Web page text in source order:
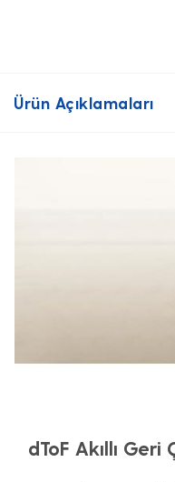
Ürün Açıklamaları
dToF Akıllı